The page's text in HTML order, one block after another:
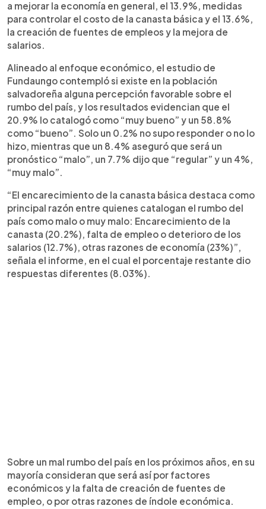
a mejorar la economía en general, el 13.9%, medidas
para controlar el costo de la canasta básica y el 13.6%,
la creación de fuentes de empleos y la mejora de
salarios.
Alineado al enfoque económico, el estudio de
Fundaungo contempló si existe en la población
salvadoreña alguna percepción favorable sobre el
rumbo del país, y los resultados evidencian que el
20.9% lo catalogó como “muy bueno” y un 58.8%
como “bueno”. Solo un 0.2% no supo responder o no lo
hizo, mientras que un 8.4% aseguró que será un
pronóstico “malo”, un 7.7% dijo que “regular” y un 4%,
“muy malo”.
“El encarecimiento de la canasta básica destaca como
principal razón entre quienes catalogan el rumbo del
país como malo o muy malo: Encarecimiento de la
canasta (20.2%), falta de empleo o deterioro de los
salarios (12.7%), otras razones de economía (23%)”,
señala el informe, en el cual el porcentaje restante dio
respuestas diferentes (8.03%).
Sobre un mal rumbo del país en los próximos años, en su
mayoría consideran que será así por factores
económicos y la falta de creación de fuentes de
empleo, o por otras razones de índole económica.